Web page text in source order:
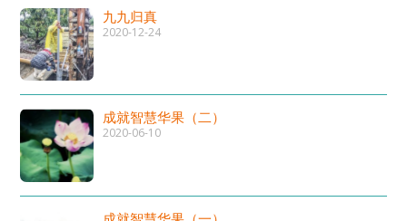
九九归真
2020-12-24
成就智慧华果（二）
2020-06-10